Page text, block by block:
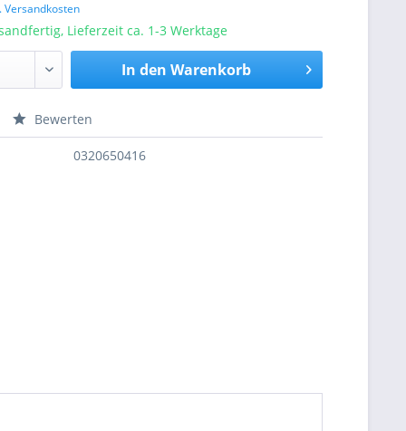
Versandkosten
Lieferzeit ca. 1-3 Werktage
In den Warenkorb
Bewerten
0320650416